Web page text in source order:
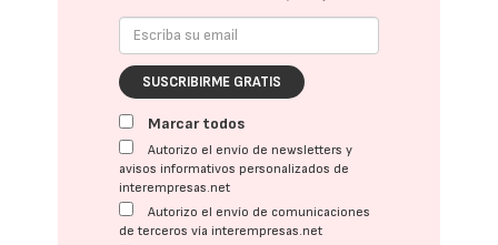
SUSCRIBIRME GRATIS
Marcar todos
Autorizo el envío de newsletters y
avisos informativos personalizados de
interempresas.net
Autorizo el envío de comunicaciones
de terceros vía interempresas.net